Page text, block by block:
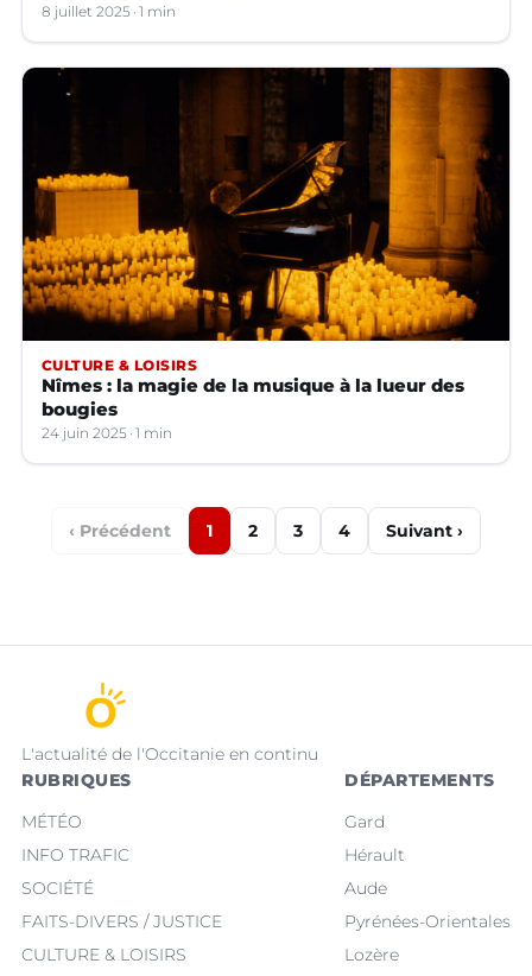
8 juillet 2025 1 min
CULTURE & LOISIRS
Nîmes : la magie de la musique à la lueur des
bougies
24 juin 2025 1 min
‹ Précédent 1 2 3 4 Suivant ›
L'actualité de l'Occitanie en continu
RUBRIQUES
MÉTÉO
INFO TRAFIC
SOCIÉTÉ
FAITS-DIVERS / JUSTICE
CULTURE & LOISIRS
DÉPARTEMENTS
Gard
Hérault
Aude
Pyrénées-Orientales
Lozère